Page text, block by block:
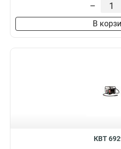
–
В
КВТ